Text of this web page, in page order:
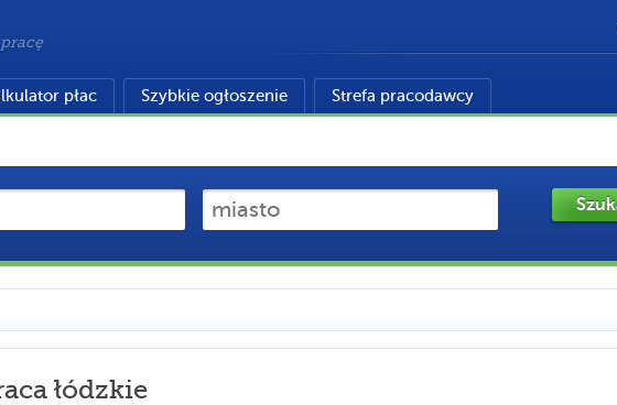
płac Szybkie ogłoszenie Strefa pracodawcy
łódzkie